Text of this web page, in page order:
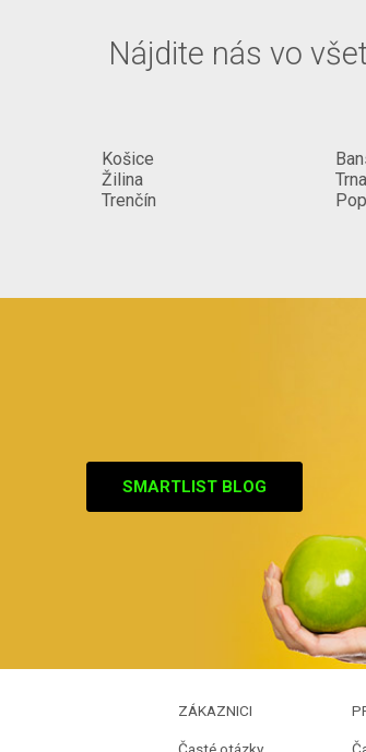
Nájdite nás vo
Košice
Žilina
Trenčín
SMARTLIST BLOG
ZÁKAZNICI